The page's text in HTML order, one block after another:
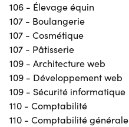
106 - Élevage équin
107 - Boulangerie
107 - Cosmétique
107 - Pâtisserie
109 - Architecture web
109 - Développement web
109 - Sécurité informatique
110 - Comptabilité
110 - Comptabilité générale